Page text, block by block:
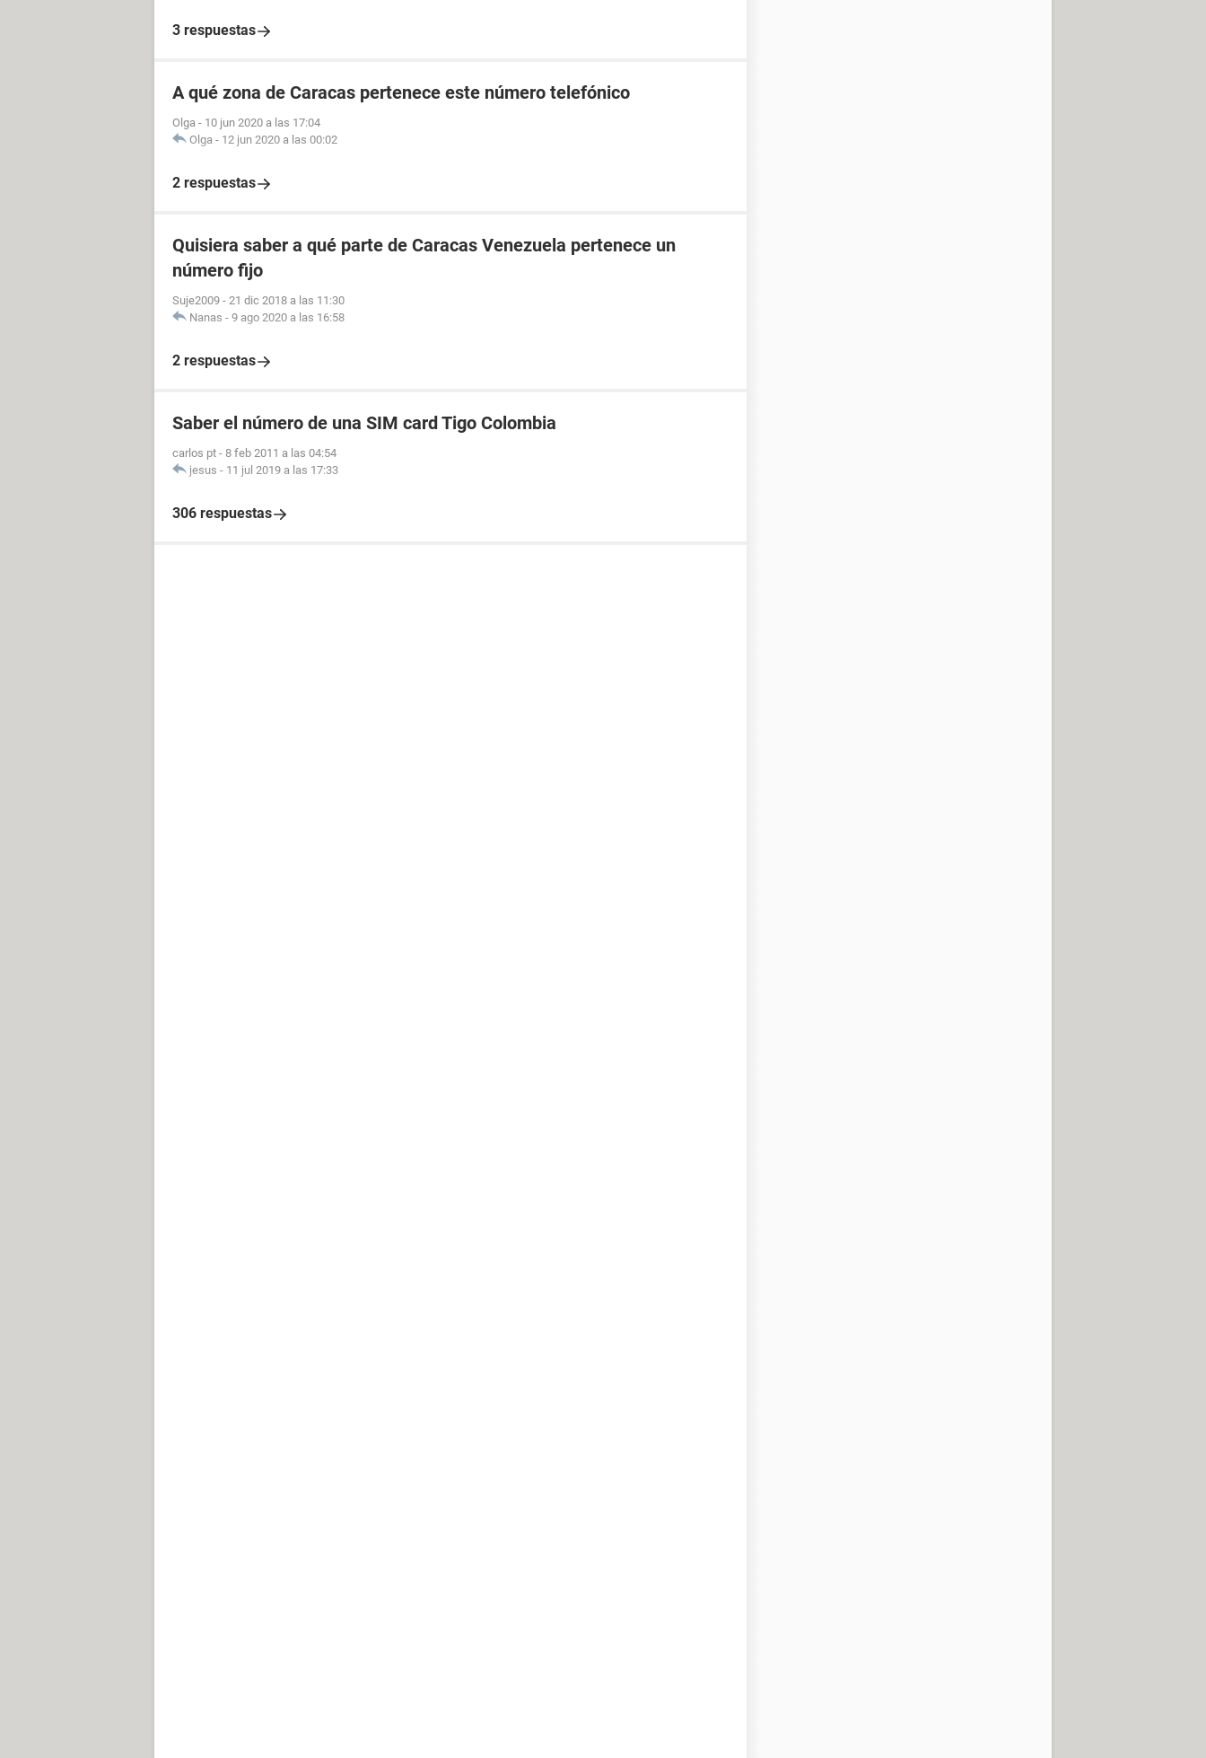
3 respuestas
A qué zona de Caracas pertenece este número telefónico
Olga - 10 jun 2020 a las 17:04
Olga - 12 jun 2020 a las 00:02
2 respuestas
Quisiera saber a qué parte de Caracas Venezuela pertenece un
número fijo
Suje2009 - 21 dic 2018 a las 11:30
Nanas - 9 ago 2020 a las 16:58
2 respuestas
Saber el número de una SIM card Tigo Colombia
carlos pt - 8 feb 2011 a las 04:54
jesus - 11 jul 2019 a las 17:33
306 respuestas